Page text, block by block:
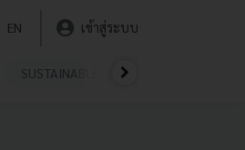
EN เข้าสู่ระบบ
SUSTAINABLE